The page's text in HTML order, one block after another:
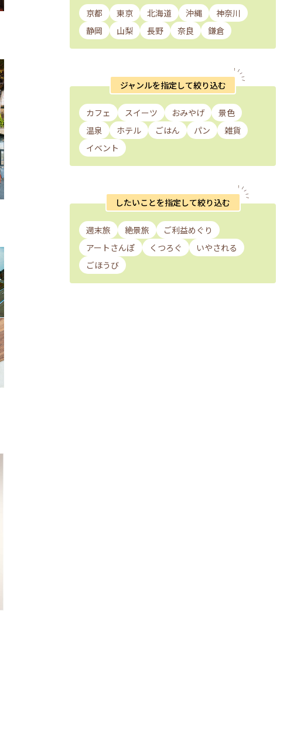
京都 東京 北海道 沖縄
神奈川
静岡
山梨 長野 奈良 鎌倉
ジャンルを指定して絞り込む
カフェ スイーツ おみやげ
景色
温泉
ホテル ごはん パン
雑貨
イベント
したいことを指定して絞り込む
週末旅 絶景旅
ご利益めぐり
アートさんぽ
くつろぐ
いやされる
ごほうび